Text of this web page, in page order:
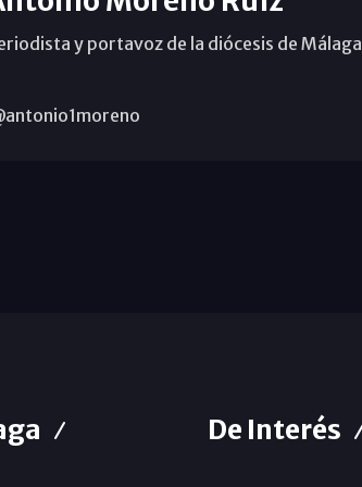
y portavoz de la diócesis de Málaga
De Interés